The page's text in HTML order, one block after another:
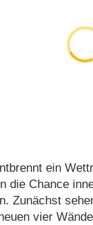
ein
die Chance
Zunächst
vier